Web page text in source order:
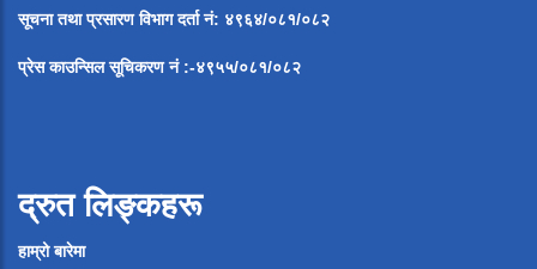
सूचना तथा प्रसारण विभाग दर्ता नं: ४९६४/०८१/०८२
प्रेस काउन्सिल सूचिकरण नं:-४९५५/०८१/०८२
द्रुत लिङ्कहरू
हाम्रो बारेमा